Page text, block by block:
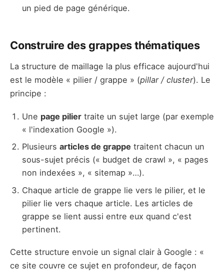
un pied de page générique.
Construire des grappes thématiques
La structure de maillage la plus efficace aujourd'hui
est le modèle « pilier / grappe » (pillar / cluster). Le
principe :
Une page pilier traite un sujet large (par exemple
« l'indexation Google »).
Plusieurs articles de grappe traitent chacun un
sous-sujet précis (« budget de crawl », « pages
non indexées », « sitemap »…).
Chaque article de grappe lie vers le pilier, et le
pilier lie vers chaque article. Les articles de
grappe se lient aussi entre eux quand c'est
pertinent.
Cette structure envoie un signal clair à Google : «
ce site couvre ce sujet en profondeur, de façon